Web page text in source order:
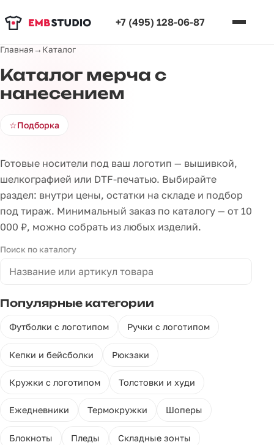
+7 (495) 128-06-87
Главная→ Каталог
Каталог мерча с
нанесением
☆Подборка
Готовые носители под ваш логотип — вышивкой,
шелкографией или DTF-печатью. Выбирайте
раздел: внутри цены, остатки на складе и подбор
под тираж. Минимальный заказ по каталогу — от 10
000 ₽, можно собрать из любых изделий.
Поиск по каталогу
Популярные категории
Футболки с логотипом Ручки с логотипом
Кепки и бейсболки Рюкзаки
Кружки с логотипом Толстовки и худи
Ежедневники Термокружки Шоперы
Блокноты Пледы Складные зонты